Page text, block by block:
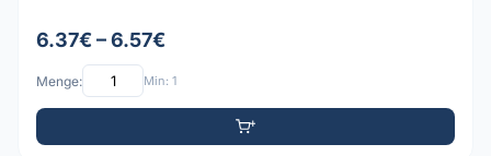
6.37€ – 6.57€
Menge: Min: 1